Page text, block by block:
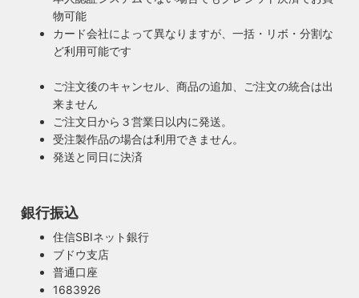
暮らしを照らす名脇役・こだわりのヴィンテー
ジスタイル
照明は暮らしの名脇役！メインのスーツが良いのに、靴や時
計がダサいとイマイチ決まらない。住宅や店舗も同じく照明
安心のPSE適合照明・電気用品安全法の遵守
ハイロミドットコムで販売する照明は１点残らずPSE検査に
合格した照明です。製造後や出荷前に検査を行うため、当店
のオリジナル照明はもちろん、アンティークやヴィンテージ
物可能
カード会社によって異なりますが、一括・リボ・分割な
ど利用可能です
ご注文後のキャンセル、商品の追加、ご注文の統合は出
来ません
ご注文日から３営業日以内に発送。
受注製作品の場合は利用できません。
発送と同日に決済
銀行振込
住信SBIネット銀行
ブドウ支店
普通口座
1683926